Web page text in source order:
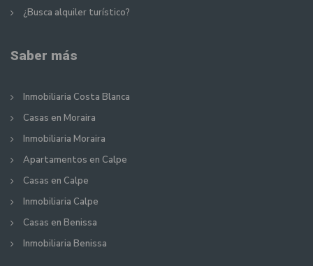
¿Busca alquiler turístico?
Saber más
Inmobiliaria Costa Blanca
Casas en Moraira
Inmobiliaria Moraira
Apartamentos en Calpe
Casas en Calpe
Inmobiliaria Calpe
Casas en Benissa
Inmobiliaria Benissa